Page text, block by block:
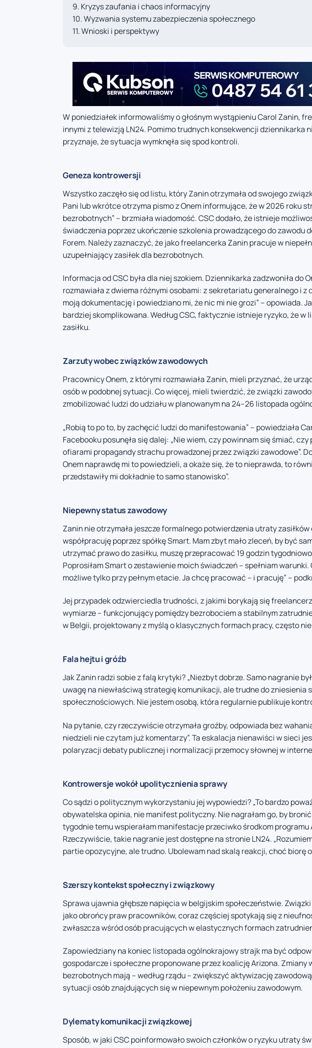
Kryzys zaufania i chaos informacyjny
Wyzwania systemu zabezpieczenia społecznego
Wnioski i perspektywy
W poniedziałek informowaliśmy o głośnym wystąpieniu Carol Zanin,
innymi z telewizją LN24. Pomimo trudnych konsekwencji dziennikarka
przyznaje, że sytuacja wymknęła się spod kontroli.
Geneza kontrowersji
Wszystko zaczęło się od listu, który Zanin otrzymała od swojego
Pani lub wkrótce otrzyma pismo z Onem informujące, że w 2026 roku
bezrobotnych” – brzmiała wiadomość. CSC dodało, że istnieje
świadczenia poprzez ukończenie szkolenia prowadzącego do zawodu
Forem. Należy zaznaczyć, że jako freelancerka Zanin pracuje w
uzupełniający zasiłek dla bezrobotnych.
Informacja od CSC była dla niej szokiem. Dziennikarka zadzwoniła do
rozmawiała z dwiema różnymi osobami: z sekretariatu generalnego i z
moją dokumentację i powiedziano mi, że nic mi nie grozi” – opowiada.
bardziej skomplikowana. Według CSC, faktycznie istnieje ryzyko, że
zasiłku.
Zarzuty wobec związków zawodowych
Pracownicy Onem, z którymi rozmawiała Zanin, mieli przyznać, że
osób w podobnej sytuacji. Co więcej, mieli twierdzić, że związki
zmobilizować ludzi do udziału w planowanym na 24–26 listopada
„Robią to po to, by zachęcić ludzi do manifestowania” – powiedziała
Facebooku posunęła się dalej: „Nie wiem, czy powinnam się śmiać,
ofiarami propagandy strachu prowadzonej przez związki zawodowe”.
Onem naprawdę mi to powiedzieli, a okaże się, że to nieprawda, to
przedstawiły mi dokładnie to samo stanowisko”.
Niepewny status zawodowy
Zanin nie otrzymała jeszcze formalnego potwierdzenia utraty zasiłków
współpracuję poprzez spółkę Smart. Mam zbyt mało zleceń, by być
utrzymać prawo do zasiłku, muszę przepracować 19 godzin
Poprosiłam Smart o zestawienie moich świadczeń – spełniam
możliwe tylko przy pełnym etacie. Ja chcę pracować – i pracuję” –
Jej przypadek odzwierciedla trudności, z jakimi borykają się
wymiarze – funkcjonujący pomiędzy bezrobociem a stabilnym
w Belgii, projektowany z myślą o klasycznych formach pracy, często
Fala hejtu i gróźb
Jak Zanin radzi sobie z falą krytyki? „Niezbyt dobrze. Samo nagranie
uwagę na niewłaściwą strategię komunikacji, ale trudne do zniesienia
społecznościowych. Nie jestem osobą, która regularnie publikuje
Na pytanie, czy rzeczywiście otrzymała groźby, odpowiada bez
niedzieli nie czytam już komentarzy”. Ta eskalacja nienawiści w sieci
polaryzacji debaty publicznej i normalizacji przemocy słownej w
Kontrowersje wokół upolitycznienia sprawy
Co sądzi o politycznym wykorzystaniu jej wypowiedzi? „To bardzo
obywatelska opinia, nie manifest polityczny. Nie nagrałam go, by
tygodnie temu wspierałam manifestacje przeciwko środkom programu
Rzeczywiście, takie nagranie jest dostępne na stronie LN24.
partie opozycyjne, ale trudno. Ubolewam nad skalą reakcji, choć biorę
Szerszy kontekst społeczny i związkowy
Sprawa ujawnia głębsze napięcia w belgijskim społeczeństwie.
jako obrońcy praw pracowników, coraz częściej spotykają się z
zwłaszcza wśród osób pracujących w elastycznych formach
Zapowiedziany na koniec listopada ogólnokrajowy strajk ma być
gospodarcze i społeczne proponowane przez koalicję Arizona. Zmiany
bezrobotnych mają – według rządu – zwiększyć aktywizację
sytuacji osób znajdujących się w niepewnym położeniu zawodowym.
Dylematy komunikacji związkowej
Sposób, w jaki CSC poinformowało swoich członków o ryzyku utraty